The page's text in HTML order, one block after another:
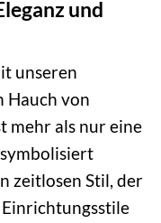
und
unseren
Hauch von
mehr als nur eine
zeitlosen Stil, der